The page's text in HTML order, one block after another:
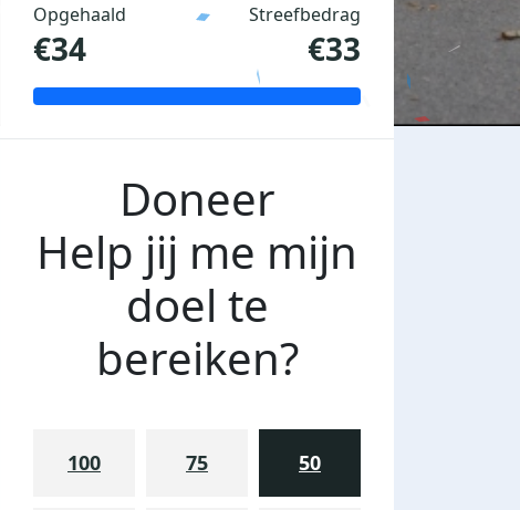
Opgehaald
€34
Streefbedrag
€33
Doneer
Help jij me mijn
doel te
bereiken?
100 75 50